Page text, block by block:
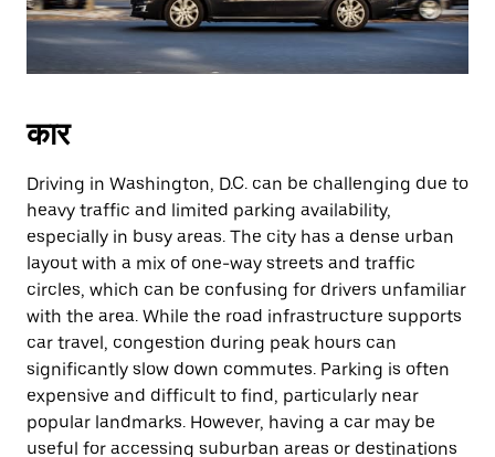
कार
Driving in Washington, D.C. can be challenging due to
heavy traffic and limited parking availability,
especially in busy areas. The city has a dense urban
layout with a mix of one-way streets and traffic
circles, which can be confusing for drivers unfamiliar
with the area. While the road infrastructure supports
car travel, congestion during peak hours can
significantly slow down commutes. Parking is often
expensive and difficult to find, particularly near
popular landmarks. However, having a car may be
useful for accessing suburban areas or destinations